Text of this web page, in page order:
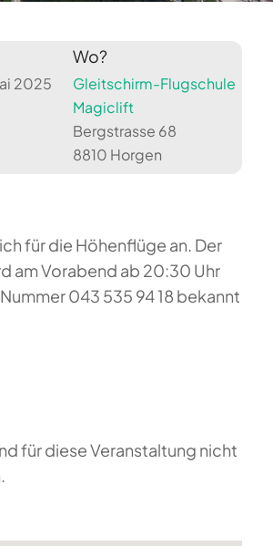
2025
Wo?
Gleitschirm-Flugschule
Magiclift
Bergstrasse 68
8810 Horgen
für die Höhenflüge an. Der
am Vorabend ab 20:30 Uhr
043 535 94 18 bekannt
für diese Veranstaltung nicht